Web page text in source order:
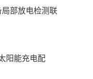
部放电检测联
阳能充电配